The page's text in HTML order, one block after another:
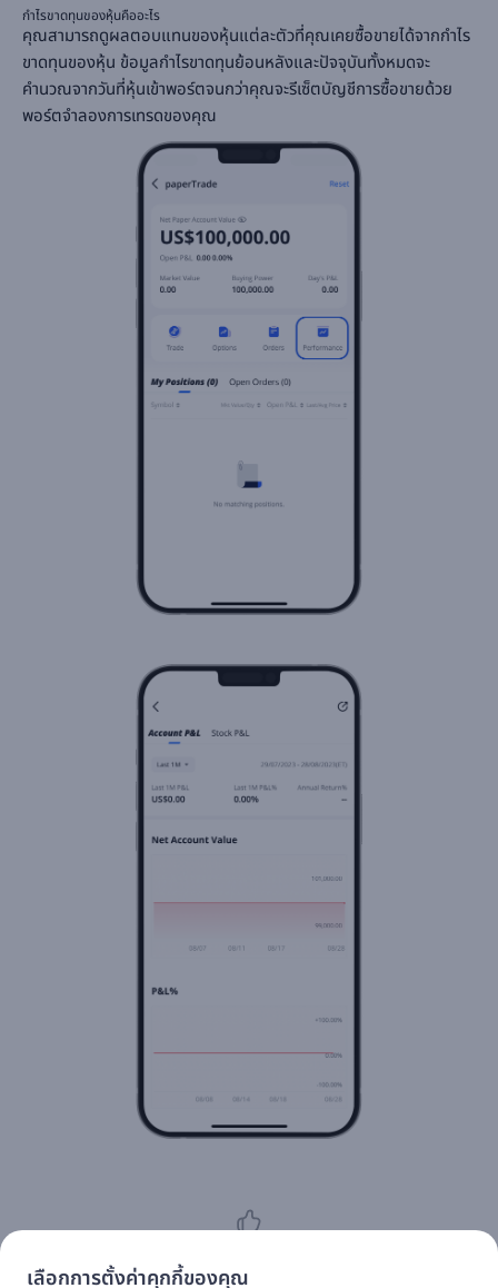
กำไรขาดทุนของหุ้นคืออะไร
คุณสามารถดูผลตอบแทนของหุ้นแต่ละตัวที่คุณเคยซื้อขายได้จากกำไร
ขาดทุนของหุ้น ข้อมูลกำไรขาดทุนย้อนหลังและปัจจุบันทั้งหมดจะ
คำนวณจากวันที่หุ้นเข้าพอร์ตจนกว่าคุณจะรีเซ็ตบัญชีการซื้อขายด้วย
พอร์ตจำลองการเทรดของคุณ
เลือกการตั้งค่าคุกกี้ของคุณ